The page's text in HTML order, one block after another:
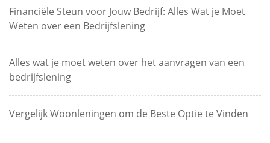
Financiële Steun voor Jouw Bedrijf: Alles Wat je Moet
Weten over een Bedrijfslening
Alles wat je moet weten over het aanvragen van een
bedrijfslening
Vergelijk Woonleningen om de Beste Optie te Vinden